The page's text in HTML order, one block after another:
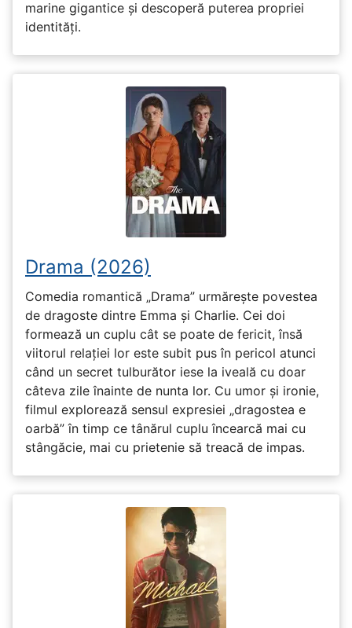
marine gigantice și descoperă puterea propriei
identități.
Drama (2026)
Comedia romantică „Drama” urmărește povestea
de dragoste dintre Emma și Charlie. Cei doi
formează un cuplu cât se poate de fericit, însă
viitorul relației lor este subit pus în pericol atunci
când un secret tulburător iese la iveală cu doar
câteva zile înainte de nunta lor. Cu umor și ironie,
filmul explorează sensul expresiei „dragostea e
oarbă” în timp ce tânărul cuplu încearcă mai cu
stângăcie, mai cu prietenie să treacă de impas.